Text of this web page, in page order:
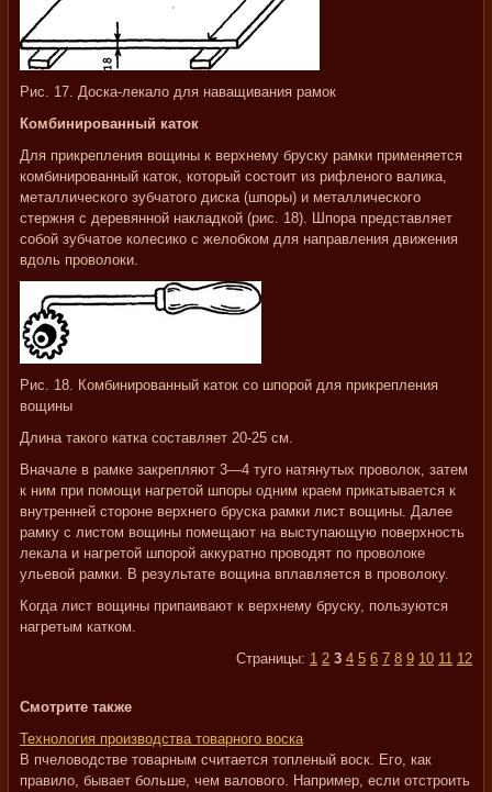
Рис. 17. Доска-лекало для наващивания рамок
Комбинированный каток
Для прикрепления вощины к верхнему бруску рамки применяется
комбинированный каток, который состоит из рифленого валика,
металлического зубчатого диска (шпоры) и металлического
стержня с деревянной накладкой (рис. 18). Шпора представляет
собой зубчатое колесико с желобком для направления движения
вдоль проволоки.
Рис. 18. Комбинированный каток со шпорой для прикрепления
вощины
Длина такого катка составляет 20-25 см.
Вначале в рамке закрепляют 3—4 туго натянутых проволок, затем
к ним при помощи нагретой шпоры одним краем прикатывается к
внутренней стороне верхнего бруска рамки лист вощины. Далее
рамку с листом вощины помещают на выступающую поверхность
лекала и нагретой шпорой аккуратно проводят по проволоке
ульевой рамки. В результате вощина вплавляется в проволоку.
Когда лист вощины припаивают к верхнему бруску, пользуются
нагретым катком.
Страницы: 1 2 3 4 5 6 7 8 9 10 11 12
Смотрите также
Технология производства товарного воска
В пчеловодстве товарным считается топленый воск. Его, как
правило, бывает больше, чем валового. Например, если отстроить